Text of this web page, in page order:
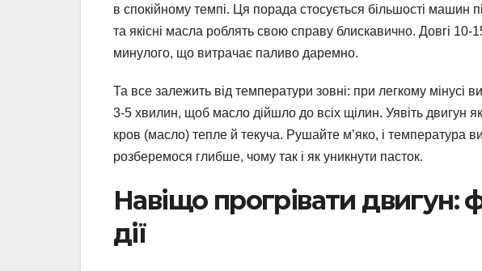
в спокійному темпі. Ця порада стосується більшості машин
та якісні масла роблять свою справу блискавично. Довгі 10-
минулого, що витрачає паливо даремно.
Та все залежить від температури зовні: при легкому мінусі
3-5 хвилин, щоб масло дійшло до всіх щілин. Уявіть двигун
кров (масло) тепле й текуча. Рушайте м’яко, і температура
розберемося глибше, чому так і як уникнути пасток.
Навіщо прогрівати двигун:
дії